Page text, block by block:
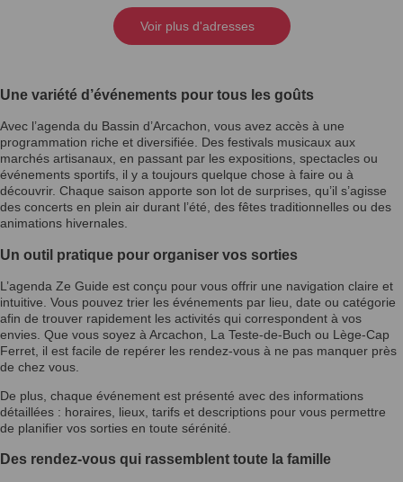
Voir plus d'adresses
Une variété d’événements pour tous les goûts
Avec l’agenda du Bassin d’Arcachon, vous avez accès à une
programmation riche et diversifiée. Des festivals musicaux aux
marchés artisanaux, en passant par les expositions, spectacles ou
événements sportifs, il y a toujours quelque chose à faire ou à
découvrir. Chaque saison apporte son lot de surprises, qu’il s’agisse
des concerts en plein air durant l’été, des fêtes traditionnelles ou des
animations hivernales.
Un outil pratique pour organiser vos sorties
L’agenda Ze Guide est conçu pour vous offrir une navigation claire et
intuitive. Vous pouvez trier les événements par lieu, date ou catégorie
afin de trouver rapidement les activités qui correspondent à vos
envies. Que vous soyez à Arcachon, La Teste-de-Buch ou Lège-Cap
Ferret, il est facile de repérer les rendez-vous à ne pas manquer près
de chez vous.
De plus, chaque événement est présenté avec des informations
détaillées : horaires, lieux, tarifs et descriptions pour vous permettre
de planifier vos sorties en toute sérénité.
Des rendez-vous qui rassemblent toute la famille